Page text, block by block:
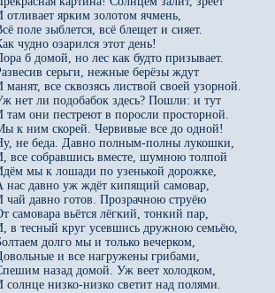
отливает ярким золотом ячмень,
поле зыблется, всё блещет и сияет.
чудно озарился этот день!
б домой, но лес как будто призывает.
серьги, нежные берёзы ждут
манят, все сквозясь листвой своей узорной.
нет ли подобабок здесь? Пошли: и тут
там они пестреют в поросли просторной.
к ним скорей. Червивые все до одной!
не беда. Давно полным-полны лукошки,
все собравшись вместе, шумною толпой
мы к лошади по узенькой дорожке,
нас давно уж ждёт кипящий самовар,
чай давно готов. Прозрачною струёю
самовара вьётся лёгкий, тонкий пар,
в тесный круг усевшись дружною семьёю,
долго мы и только вечерком,
и все нагружены грибами,
назад домой. Уж веет холодком,
солнце низко-низко светит над полями.